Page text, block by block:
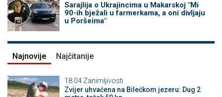
Sarajlija o Ukrajincima u Makarskoj "Mi
90-ih bježali u farmerkama, a oni divljaju
u Poršeima"
Najnovije Najčitanije
18:04 Zanimljivosti
Zvijer uhvaćena na Bilećkom jezeru: Dug 2